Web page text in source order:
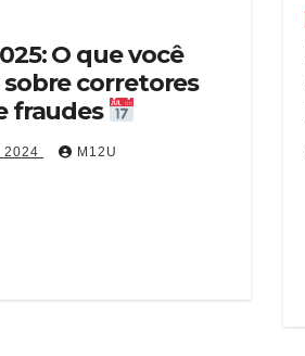
O que você
sobre corretores
fraudes
2024 M12U